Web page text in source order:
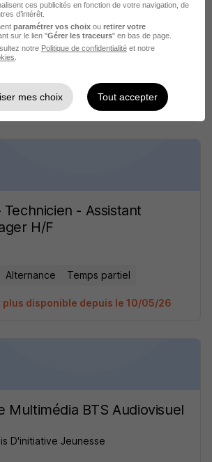
- Assistant
H/F
plus disponible depuis le 10/05/26
- Assistant
H/F
Alternance Temps partiel
plus disponible depuis le 10/05/26
Multimédia BTS Audiovisuel
D'initiative Jeunesse
ces publicités en fonction de votre navigation, de
d’intérêt.
paramétrer vos choix ou retirer votre
sur le lien "Gérer les traceurs" en bas de page.
notre Politique de confidentialité et notre
mes choix Tout accepter